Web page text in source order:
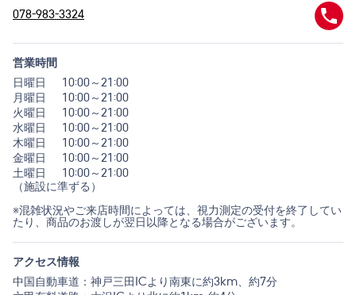
078-983-3324
営業時間
日曜日
10:00～21:00
月曜日
10:00～21:00
火曜日
10:00～21:00
水曜日
10:00～21:00
木曜日
10:00～21:00
金曜日
10:00～21:00
土曜日
10:00～21:00
（施設に準ずる）
※混雑状況やご来店時間によっては、視力測定の受付を終了してい
たり、商品のお渡しが翌日以降となる場合がございます。
アクセス情報
中国自動車道：神戸三田ICより南東に約3km、約7分